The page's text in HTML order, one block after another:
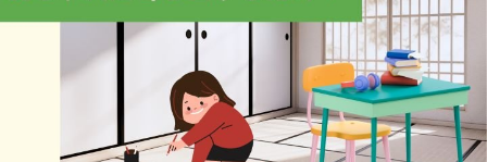
スポット 学び・教育